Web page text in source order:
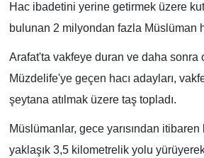
Hac ibadetini yerine getirmek üzere
bulunan 2 milyondan fazla Müslüman
Arafat'ta vakfeye duran ve daha sonra
Müzdelife'ye geçen hacı adayları,
şeytana atılmak üzere taş topladı.
Müslümanlar, gece yarısından
yaklaşık 3,5 kilometrelik yolu